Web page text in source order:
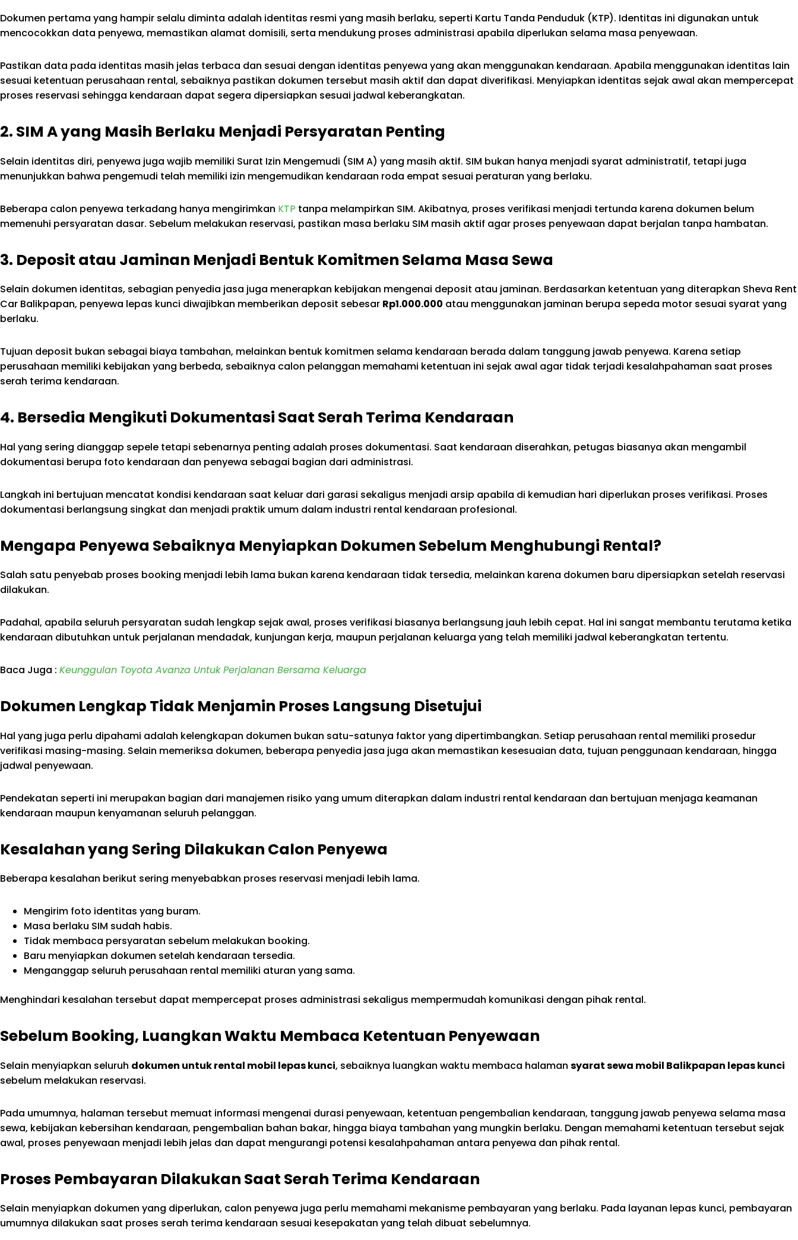
Dokumen pertama yang hampir selalu diminta adalah identitas resmi yang masih berlaku, seperti Kartu Tanda Penduduk (KTP). Identitas ini digunakan untuk
mencocokkan data penyewa, memastikan alamat domisili, serta mendukung proses administrasi apabila diperlukan selama masa penyewaan.
Pastikan data pada identitas masih jelas terbaca dan sesuai dengan identitas penyewa yang akan menggunakan kendaraan. Apabila menggunakan identitas lain
sesuai ketentuan perusahaan rental, sebaiknya pastikan dokumen tersebut masih aktif dan dapat diverifikasi. Menyiapkan identitas sejak awal akan mempercepat
proses reservasi sehingga kendaraan dapat segera dipersiapkan sesuai jadwal keberangkatan.
2. SIM A yang Masih Berlaku Menjadi Persyaratan Penting
Selain identitas diri, penyewa juga wajib memiliki Surat Izin Mengemudi (SIM A) yang masih aktif. SIM bukan hanya menjadi syarat administratif, tetapi juga
menunjukkan bahwa pengemudi telah memiliki izin mengemudikan kendaraan roda empat sesuai peraturan yang berlaku.
Beberapa calon penyewa terkadang hanya mengirimkan KTP tanpa melampirkan SIM. Akibatnya, proses verifikasi menjadi tertunda karena dokumen belum
memenuhi persyaratan dasar. Sebelum melakukan reservasi, pastikan masa berlaku SIM masih aktif agar proses penyewaan dapat berjalan tanpa hambatan.
3. Deposit atau Jaminan Menjadi Bentuk Komitmen Selama Masa Sewa
Selain dokumen identitas, sebagian penyedia jasa juga menerapkan kebijakan mengenai deposit atau jaminan. Berdasarkan ketentuan yang diterapkan Sheva Rent
Car Balikpapan, penyewa lepas kunci diwajibkan memberikan deposit sebesar Rp1.000.000 atau menggunakan jaminan berupa sepeda motor sesuai syarat yang
berlaku.
Tujuan deposit bukan sebagai biaya tambahan, melainkan bentuk komitmen selama kendaraan berada dalam tanggung jawab penyewa. Karena setiap
perusahaan memiliki kebijakan yang berbeda, sebaiknya calon pelanggan memahami ketentuan ini sejak awal agar tidak terjadi kesalahpahaman saat proses
serah terima kendaraan.
4. Bersedia Mengikuti Dokumentasi Saat Serah Terima Kendaraan
Hal yang sering dianggap sepele tetapi sebenarnya penting adalah proses dokumentasi. Saat kendaraan diserahkan, petugas biasanya akan mengambil
dokumentasi berupa foto kendaraan dan penyewa sebagai bagian dari administrasi.
Langkah ini bertujuan mencatat kondisi kendaraan saat keluar dari garasi sekaligus menjadi arsip apabila di kemudian hari diperlukan proses verifikasi. Proses
dokumentasi berlangsung singkat dan menjadi praktik umum dalam industri rental kendaraan profesional.
Mengapa Penyewa Sebaiknya Menyiapkan Dokumen Sebelum Menghubungi Rental?
Salah satu penyebab proses booking menjadi lebih lama bukan karena kendaraan tidak tersedia, melainkan karena dokumen baru dipersiapkan setelah reservasi
dilakukan.
Padahal, apabila seluruh persyaratan sudah lengkap sejak awal, proses verifikasi biasanya berlangsung jauh lebih cepat. Hal ini sangat membantu terutama ketika
kendaraan dibutuhkan untuk perjalanan mendadak, kunjungan kerja, maupun perjalanan keluarga yang telah memiliki jadwal keberangkatan tertentu.
Baca Juga : Keunggulan Toyota Avanza Untuk Perjalanan Bersama Keluarga
Dokumen Lengkap Tidak Menjamin Proses Langsung Disetujui
Hal yang juga perlu dipahami adalah kelengkapan dokumen bukan satu-satunya faktor yang dipertimbangkan. Setiap perusahaan rental memiliki prosedur
verifikasi masing-masing. Selain memeriksa dokumen, beberapa penyedia jasa juga akan memastikan kesesuaian data, tujuan penggunaan kendaraan, hingga
jadwal penyewaan.
Pendekatan seperti ini merupakan bagian dari manajemen risiko yang umum diterapkan dalam industri rental kendaraan dan bertujuan menjaga keamanan
kendaraan maupun kenyamanan seluruh pelanggan.
Kesalahan yang Sering Dilakukan Calon Penyewa
Beberapa kesalahan berikut sering menyebabkan proses reservasi menjadi lebih lama.
Mengirim foto identitas yang buram.
Masa berlaku SIM sudah habis.
Tidak membaca persyaratan sebelum melakukan booking.
Baru menyiapkan dokumen setelah kendaraan tersedia.
Menganggap seluruh perusahaan rental memiliki aturan yang sama.
Menghindari kesalahan tersebut dapat mempercepat proses administrasi sekaligus mempermudah komunikasi dengan pihak rental.
Sebelum Booking, Luangkan Waktu Membaca Ketentuan Penyewaan
Selain menyiapkan seluruh dokumen untuk rental mobil lepas kunci, sebaiknya luangkan waktu membaca halaman syarat sewa mobil Balikpapan lepas kunci
sebelum melakukan reservasi.
Pada umumnya, halaman tersebut memuat informasi mengenai durasi penyewaan, ketentuan pengembalian kendaraan, tanggung jawab penyewa selama masa
sewa, kebijakan kebersihan kendaraan, pengembalian bahan bakar, hingga biaya tambahan yang mungkin berlaku. Dengan memahami ketentuan tersebut sejak
awal, proses penyewaan menjadi lebih jelas dan dapat mengurangi potensi kesalahpahaman antara penyewa dan pihak rental.
Proses Pembayaran Dilakukan Saat Serah Terima Kendaraan
Selain menyiapkan dokumen yang diperlukan, calon penyewa juga perlu memahami mekanisme pembayaran yang berlaku. Pada layanan lepas kunci, pembayaran
umumnya dilakukan saat proses serah terima kendaraan sesuai kesepakatan yang telah dibuat sebelumnya.